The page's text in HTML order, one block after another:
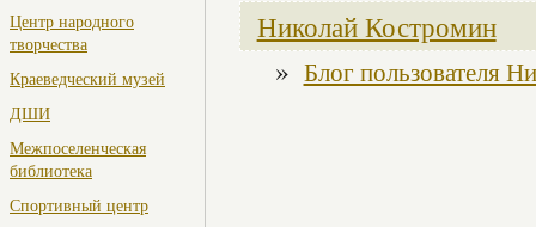
Центр народного
творчества
Краеведческий музей
ДШИ
Межпоселенческая
библиотека
Спортивный центр
Николай Костромин
» Блог пользователя